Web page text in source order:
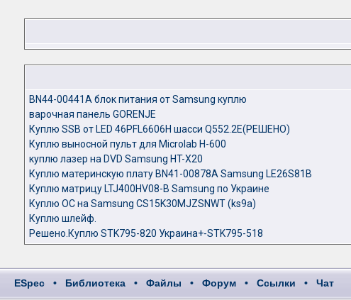
BN44-00441A блок питания от Samsung куплю
варочная панель GORENJE
Куплю SSB от LED 46PFL6606H шасси Q552.2E(РЕШЕНО)
Куплю выносной пульт для Microlab H-600
куплю лазер на DVD Samsung HT-X20
Куплю материнскую плату BN41-00878A Samsung LE26S81B
Куплю матрицу LTJ400HV08-B Samsung по Украине
Куплю ОС на Samsung CS15K30MJZSNWT (ks9a)
Куплю шлейф.
Решено.Куплю STK795-820 Украина+-STK795-518
ESpec • Библиотека • Файлы • Форум • Ссылки • Чат